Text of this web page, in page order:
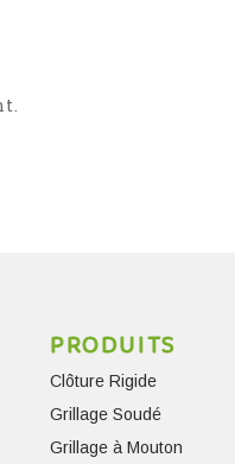
PRODUITS
Clôture Rigide
Grillage Soudé
Grillage à Mouton